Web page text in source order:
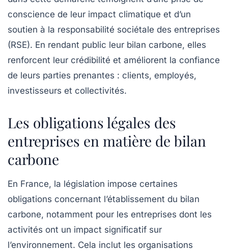
conscience de leur impact climatique et d’un
soutien à la responsabilité sociétale des entreprises
(RSE). En rendant public leur bilan carbone, elles
renforcent leur crédibilité et améliorent la confiance
de leurs parties prenantes : clients, employés,
investisseurs et collectivités.
Les obligations légales des
entreprises en matière de bilan
carbone
En France, la législation impose certaines
obligations concernant l’établissement du bilan
carbone, notamment pour les entreprises dont les
activités ont un impact significatif sur
l’environnement. Cela inclut les organisations